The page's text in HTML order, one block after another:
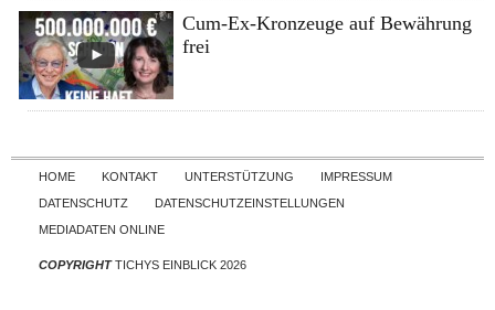
Cum-Ex-Kronzeuge auf Bewährung
frei
Skip to content
HOME KONTAKT UNTERSTÜTZUNG
IMPRESSUM
DATENSCHUTZ
DATENSCHUTZEINSTELLUNGEN
MEDIADATEN ONLINE
COPYRIGHTTICHYS EINBLICK 2026